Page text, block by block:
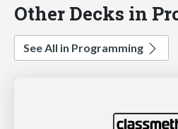
Other Decks in
See All in Programming